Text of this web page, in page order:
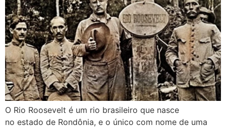
O Rio Roosevelt é um rio brasileiro que nasce
no estado de Rondônia, e o único com nome de uma